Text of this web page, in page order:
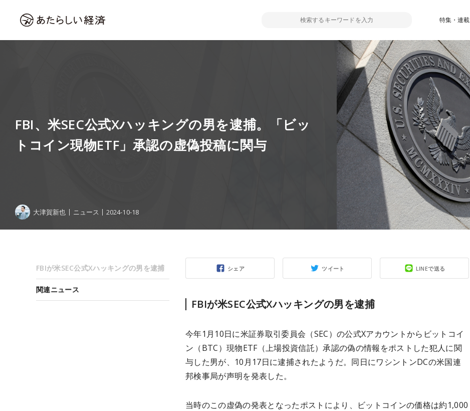
特集・連載
FBI、米SEC公式Xハッキングの男を逮捕。「ビッ
トコイン現物ETF」承認の虚偽投稿に関与
大津賀新也 ニュース 2024-10-18
シェア ツイート LINEで送る
FBIが米SEC公式Xハッキングの男を逮捕
今年1月10日に米証券取引委員会（SEC）の公式Xアカウントからビットコイ
ン（BTC）現物ETF（上場投資信託）承認の偽の情報をポストした犯人に関
与した男が、10月17日に逮捕されたようだ。同日にワシントンDCの米国連
邦検事局が声明を発表した。
当時のこの虚偽の発表となったポストにより、ビットコインの価格は約1,000
FBIが米SEC公式Xハッキングの男を逮捕
関連ニュース